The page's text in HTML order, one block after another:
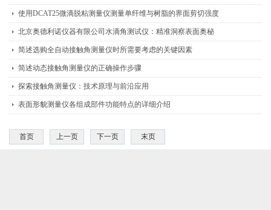
使用DCAT25微滴脱粘测量仪测量单纤维与树脂的界面剪切强度
北京奥德利诺仪器有限公司水滴角测试仪：精准洞察表面奥秘
简述选购全自动接触角测量仪时所需要考虑的关键因素
简述动态接触角测量仪的正确操作步骤
探索接触角测量仪：技术原理与前沿应用
表面形貌测量仪各组成部件功能特点的详细介绍
首页 上一页 下一页 末页